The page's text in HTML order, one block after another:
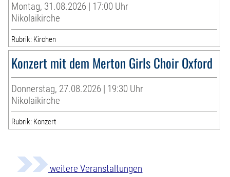
Montag, 31.08.2026 | 17:00 Uhr
Nikolaikirche
Rubrik: Kirchen
Konzert mit dem Merton Girls Choir Oxford
Donnerstag, 27.08.2026 | 19:30 Uhr
Nikolaikirche
Rubrik: Konzert
weitere Veranstaltungen